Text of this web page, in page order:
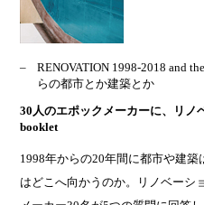
RENOVATION 1998-2018 and
らの都市とか建築とか
30人のエポックメーカーに、リノ
booklet
1998年からの20年間に都市や建
はどこへ向かうのか。リノベーシ